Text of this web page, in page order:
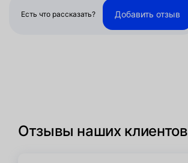
Есть что рассказать? Добавить отзыв
Отзывы наших клиентов